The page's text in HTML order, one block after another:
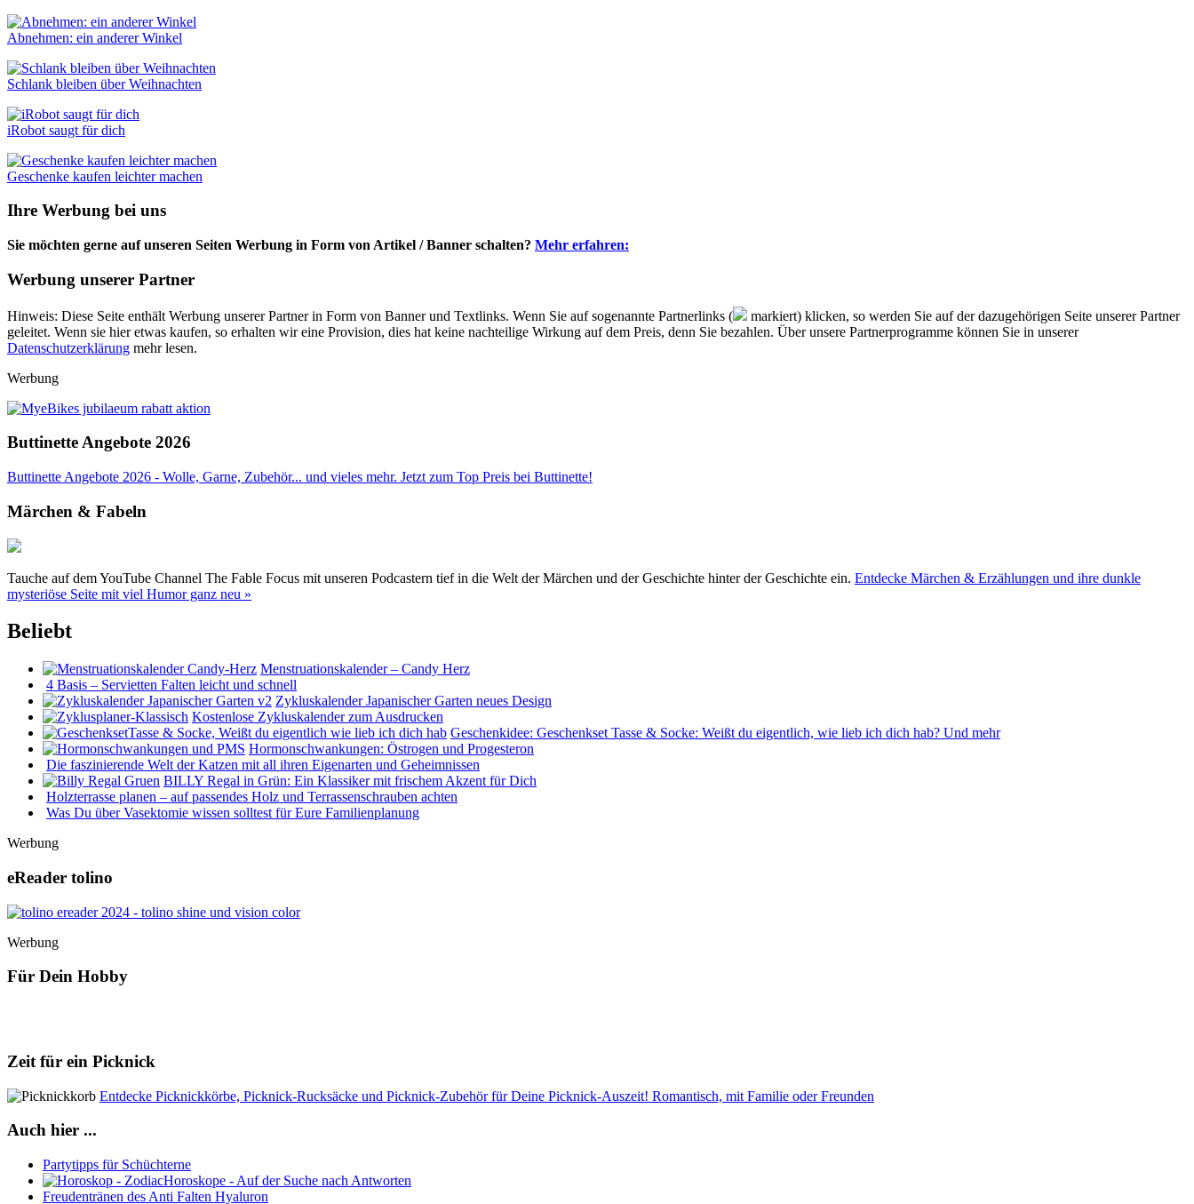
Abnehmen: ein anderer Winkel
Schlank bleiben über Weihnachten
iRobot saugt für dich
Geschenke kaufen leichter machen
Ihre Werbung bei uns
Sie möchten gerne auf unseren Seiten Werbung in Form von Artikel / Banner schalten? Mehr erfahren:
Werbung unserer Partner
Hinweis: Diese Seite enthält Werbung unserer Partner in Form von Banner und Textlinks. Wenn Sie auf sogenannte Partnerlinks (
markiert) klicken, so werden Sie auf der dazugehörigen Seite unserer Partner
geleitet. Wenn sie hier etwas kaufen, so erhalten wir eine Provision, dies hat keine nachteilige Wirkung auf dem Preis, denn Sie bezahlen. Über unsere Partnerprogramme können Sie in unserer
Datenschutzerklärung mehr lesen.
Werbung
Buttinette Angebote 2026
Buttinette Angebote 2026 - Wolle, Garne, Zubehör... und vieles mehr. Jetzt zum Top Preis bei Buttinette!
Märchen & Fabeln
Tauche auf dem YouTube Channel The Fable Focus mit unseren Podcastern tief in die Welt der Märchen und der Geschichte hinter der Geschichte ein. Entdecke Märchen & Erzählungen und ihre dunkle
mysteriöse Seite mit viel Humor ganz neu »
Beliebt
Menstruationskalender – Candy Herz
4 Basis – Servietten Falten leicht und schnell
Zykluskalender Japanischer Garten neues Design
Kostenlose Zykluskalender zum Ausdrucken
Geschenkidee: Geschenkset Tasse & Socke: Weißt du eigentlich, wie lieb ich dich hab? Und mehr
Hormonschwankungen: Östrogen und Progesteron
Die faszinierende Welt der Katzen mit all ihren Eigenarten und Geheimnissen
BILLY Regal in Grün: Ein Klassiker mit frischem Akzent für Dich
Holzterrasse planen – auf passendes Holz und Terrassenschrauben achten
Was Du über Vasektomie wissen solltest für Eure Familienplanung
Werbung
eReader tolino
Werbung
Für Dein Hobby
Zeit für ein Picknick
Entdecke Picknickkörbe, Picknick-Rucksäcke und Picknick-Zubehör für Deine Picknick-Auszeit! Romantisch, mit Familie oder Freunden
Auch hier ...
Partytipps für Schüchterne
Horoskope - Auf der Suche nach Antworten
Freudentränen des Anti Falten Hyaluron